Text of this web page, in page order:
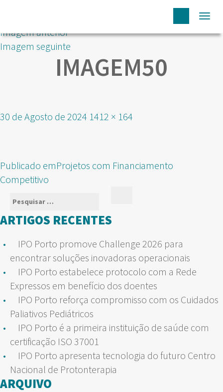
Imagem anterior
Imagem seguinte
IMAGEM50
Publicado
30 de Agosto de 2024 Tamanho
1412 × 164
NAVEGAÇÃO
DE
ARTIGOS
Publicado emProjetos com Financiamento
Competitivo
Pesquisar
por:
ARTIGOS RECENTES
IPO Porto promove Challenge 2026 para
encontrar soluções inovadoras operacionais
IPO Porto estabelece protocolo com a Rede
Expressos em benefício dos doentes
IPO Porto reforça compromisso com os Cuidados
Paliativos Pediátricos
IPO Porto é a primeira instituição de saúde com
certificação ISO 37001
IPO Porto apresenta tecnologia do futuro Centro
Nacional de Protonterapia
ARQUIVO